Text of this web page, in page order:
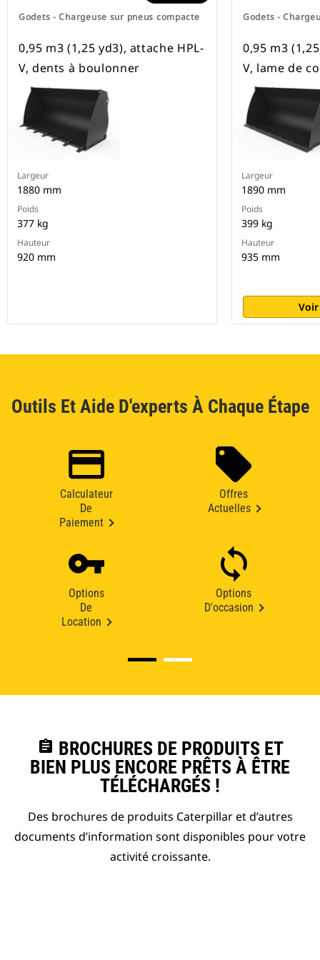
Godets - Chargeuse sur pneus compacte
0,95 m3 (1,25 yd3), attache HPL-
V, dents à boulonner
Largeur
1880 mm
Poids
377 kg
Hauteur
920 mm
Godets -
0,95 m3
V, lame de
Largeur
1890 mm
Poids
399 kg
Hauteur
935 mm
Outils Et Aide D'experts À Chaque Étape
Calculateur
De
Paiement
Offres
Actuelles
Options
De
Location
Options
D'occasion
assignment BROCHURES DE PRODUITS ET
BIEN PLUS ENCORE PRÊTS À ÊTRE
TÉLÉCHARGÉS !
Des brochures de produits Caterpillar et d’autres
documents d’information sont disponibles pour votre
activité croissante.